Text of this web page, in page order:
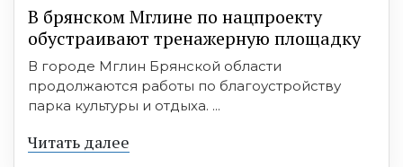
В брянском Мглине по нацпроекту
обустраивают тренажерную площадку
В городе Мглин Брянской области
продолжаются работы по благоустройству
парка культуры и отдыха. ...
Читать далее